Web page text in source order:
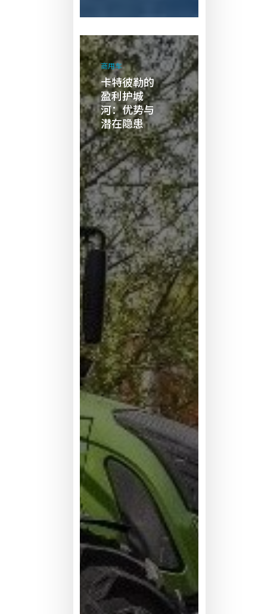
卡
特
彼
勒
的
盈
利
护
城
河：
优
势
与
潜
在
隐
患
商用车
卡特彼勒的
盈利护城
河：优势与
潜在隐患